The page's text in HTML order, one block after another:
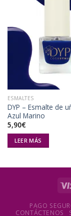
ESMALTES
DYP – Esmalte de
Azul Marino
5,90€
LEER MÁS
PAGO
CONTÁCTENOS